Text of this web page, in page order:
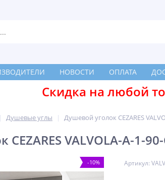
НОВОСТИ ОПЛАТА
Скидка на любой
Душевые углы Душевой уголок CEZARES
VALVOLA-A-1-
-10%
Артикул: